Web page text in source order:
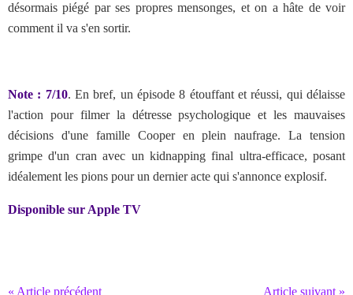
désormais piégé par ses propres mensonges, et on a hâte de voir
comment il va s'en sortir.
Note : 7/10. En bref, un épisode 8 étouffant et réussi, qui délaisse
l'action pour filmer la détresse psychologique et les mauvaises
décisions d'une famille Cooper en plein naufrage. La tension
grimpe d'un cran avec un kidnapping final ultra-efficace, posant
idéalement les pions pour un dernier acte qui s'annonce explosif.
Disponible sur Apple TV
« Article précédent Article suivant »